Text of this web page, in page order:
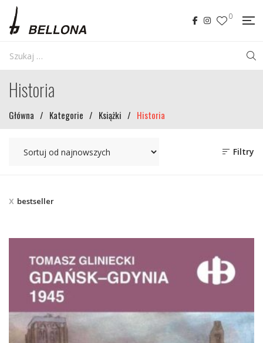
0
Historia
Główna / Kategorie / Książki / Historia
Filtry
bestseller